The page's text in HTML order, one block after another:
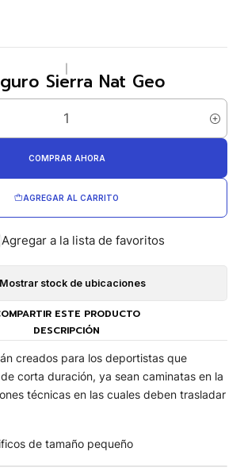
Sierra Nat Geo
AGREGAR AL CARRITO
COMPRAR AHORA
Agregar a la lista de favoritos
Mostrar stock de ubicaciones
ESTE PRODUCTO
DESCRIPCIÓN
creados para los deportistas que
corta duración, ya sean caminatas en la
técnicas en las cuales deben trasladar
de tamaño pequeño